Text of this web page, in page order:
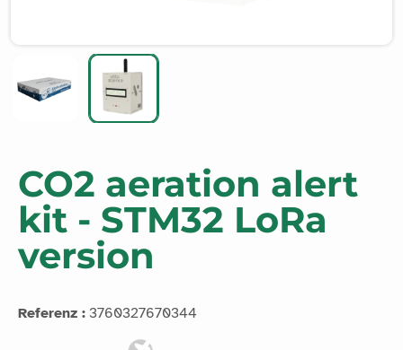
CO2 aeration alert
kit - STM32 LoRa
version
Referenz : 3760327670344